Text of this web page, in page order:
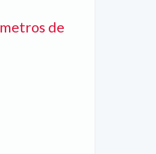
de